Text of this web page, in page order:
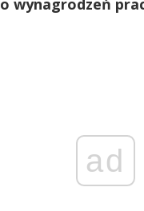
wynagrodzeń
ad